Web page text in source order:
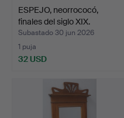
ESPEJO, neorrococó,
finales del siglo XIX.
Subastado 30 jun 2026
1 puja
32 USD